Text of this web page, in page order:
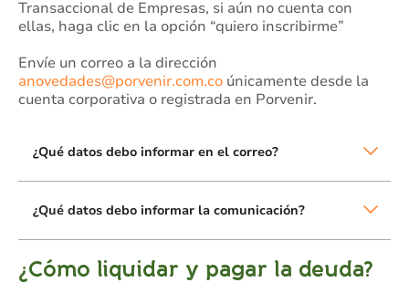
Transaccional de Empresas, si aún no cuenta con
ellas, haga clic en la opción “quiero inscribirme”
Envíe un correo a la dirección
anovedades@porvenir.com.co únicamente desde la
cuenta corporativa o registrada en Porvenir.
¿Qué datos debo informar en el correo?
¿Qué datos debo informar la comunicación?
¿Cómo liquidar y pagar la deuda?